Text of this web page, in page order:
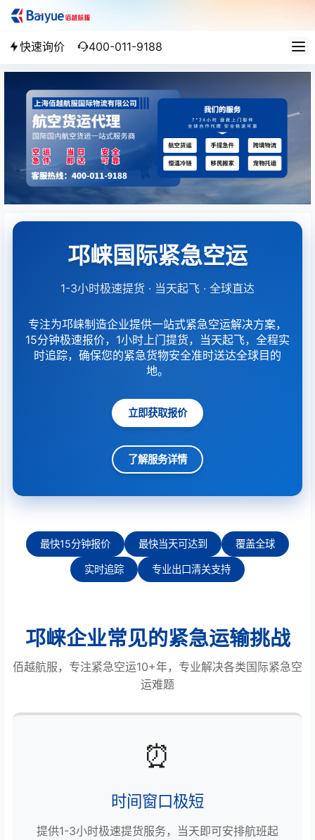
快速询价 400-011-9188
邛崃国际紧急空运
1-3小时极速提货 · 当天起飞 · 全球直达
专注为邛崃制造企业提供一站式紧急空运解决方案，
15分钟极速报价，1小时上门提货，当天起飞，全程实
时追踪，确保您的紧急货物安全准时送达全球目的
地。
立即获取报价
了解服务详情
最快15分钟报价 最快当天可达到 覆盖全球
实时追踪 专业出口清关支持
邛崃企业常见的紧急运输挑战
佰越航服，专注紧急空运10+年，专业解决各类国际紧急空
运难题
⏰
时间窗口极短
提供1-3小时极速提货服务，当天即可安排航班起